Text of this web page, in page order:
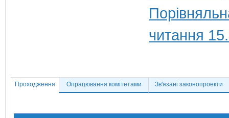
читання
Проходження Опрацювання комітетами Зв'язані законопроекти